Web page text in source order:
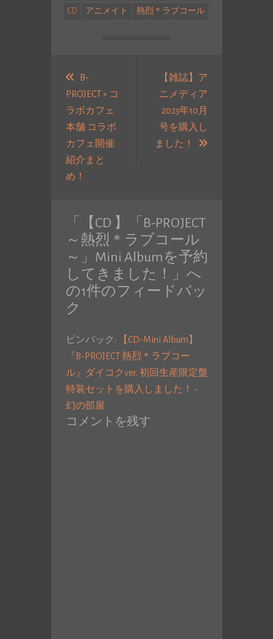
CD アニメイト 熱烈＊ラブコール
B-
PROJECT × コ
ラボカフェ
本舗 コラボ
カフェ開催
紹介まと
め！
投
稿:
【雑誌】ア
ニメディア
2023年10月
号を購入し
ました！
次
「
【CD 】「B-PROJECT
～熱烈＊ラブコール
～」Mini Albumを予約
してきました！
」へ
の1件のフィードバッ
ク
ピンバック:
【CD-Mini Album】
『B-PROJECT 熱烈＊ラブコー
ル』ダイコクver. 初回生産限定盤
特装セットを購入しました！ -
幻の部屋
コメントを残す